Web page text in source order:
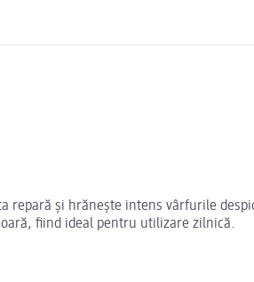
și hrănește intens vârfurile
fiind ideal pentru utilizare zilnică.